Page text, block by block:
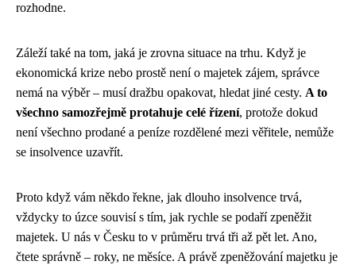
rozhodne.
Záleží také na tom, jaká je zrovna situace na trhu. Když je
ekonomická krize nebo prostě není o majetek zájem, správce
nemá na výběr – musí dražbu opakovat, hledat jiné cesty. A to
všechno samozřejmě protahuje celé řízení, protože dokud
není všechno prodané a peníze rozdělené mezi věřitele, nemůže
se insolvence uzavřít.
Proto když vám někdo řekne, jak dlouho insolvence trvá,
vždycky to úzce souvisí s tím, jak rychle se podaří zpeněžit
majetek. U nás v Česku to v průměru trvá tři až pět let. Ano,
čtete správně – roky, ne měsíce. A právě zpeněžování majetku je